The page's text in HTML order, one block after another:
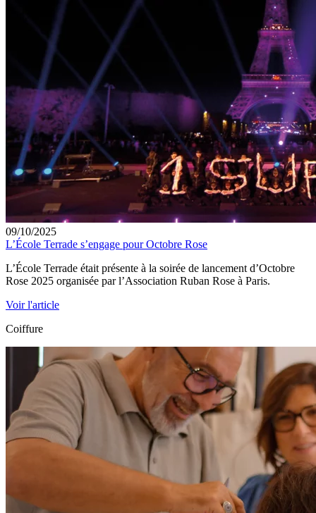
09/10/2025
L’École Terrade s’engage pour Octobre Rose
L’École Terrade était présente à la soirée de lancement d’Octobre
Rose 2025 organisée par l’Association Ruban Rose à Paris.
Voir l'article
Coiffure